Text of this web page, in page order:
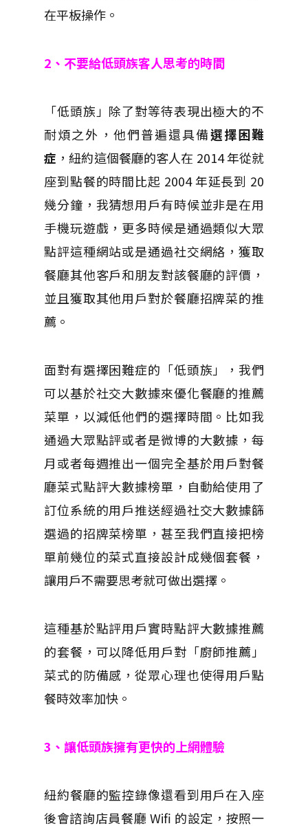
在平板操作。
2、不要給低頭族客人思考的時間
「低頭族」除了對等待表現出極大的不
耐煩之外，他們普遍還具備選擇困難
症 ，紐約這個餐廳的客人在 2014 年從就
座到點餐的時間比起 2004 年延長到 20
幾分鐘，我猜想用戶有時候並非是在用
手機玩遊戲，更多時候是通過類似大眾
點評這種網站或是通過社交網絡，獲取
餐廳其他客戶和朋友對該餐廳的評價，
並且獲取其他用戶對於餐廳招牌菜的推
薦。
面對有選擇困難症的「低頭族」，我們
可以基於社交大數據來優化餐廳的推薦
菜單，以減低他們的選擇時間。比如我
通過大眾點評或者是微博的大數據，每
月或者每週推出一個完全基於用戶對餐
廳菜式點評大數據榜單，自動給使用了
訂位系統的用戶推送經過社交大數據篩
選過的招牌菜榜單，甚至我們直接把榜
單前幾位的菜式直接設計成幾個套餐，
讓用戶不需要思考就可做出選擇。
這種基於點評用戶實時點評大數據推薦
的套餐，可以降低用戶對「廚師推薦」
菜式的防備感，從眾心理也使得用戶點
餐時效率加快。
3、讓低頭族擁有更快的上網體驗
紐約餐廳的監控錄像還看到用戶在入座
後會諮詢店員餐廳 Wifi 的設定，按照一